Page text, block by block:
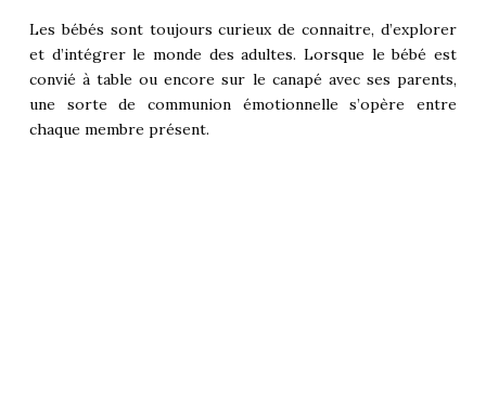
Les bébés sont toujours curieux de connaitre, d’explorer
et d’intégrer le monde des adultes. Lorsque le bébé est
convié à table ou encore sur le canapé avec ses parents,
une sorte de communion émotionnelle s’opère entre
chaque membre présent.